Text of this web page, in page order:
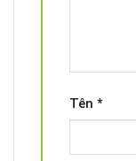
Tên *